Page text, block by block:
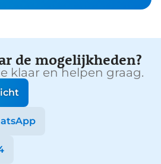
de mogelijkheden?
klaar en helpen graag.